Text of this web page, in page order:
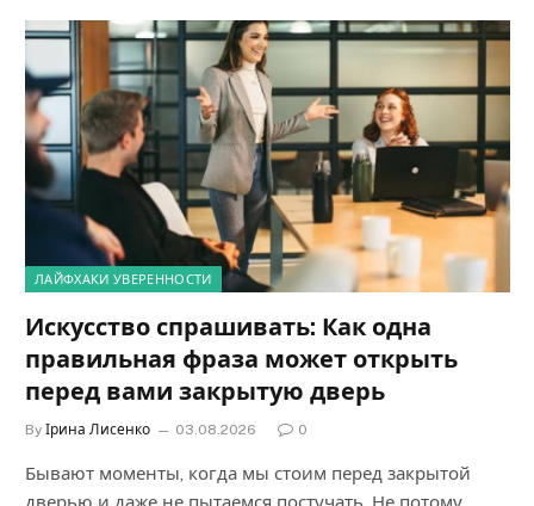
ЛАЙФХАКИ УВЕРЕННОСТИ
Искусство спрашивать: Как одна
правильная фраза может открыть
перед вами закрытую дверь
By Ірина Лисенко 03.08.2026 0
Бывают моменты, когда мы стоим перед закрытой